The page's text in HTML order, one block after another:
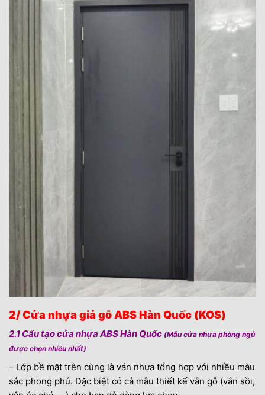
2/ Cửa nhựa giả gỗ ABS Hàn Quốc (KOS)
2.1 Cấu tạo cửa nhựa ABS Hàn Quốc (Mẫu cửa nhựa phòng ngủ
được chọn nhiều nhất)
– Lớp bề mặt trên cùng là ván nhựa tổng hợp với nhiều màu
sắc phong phú. Đặc biệt có cả mẫu thiết kế vân gỗ (vân sồi,